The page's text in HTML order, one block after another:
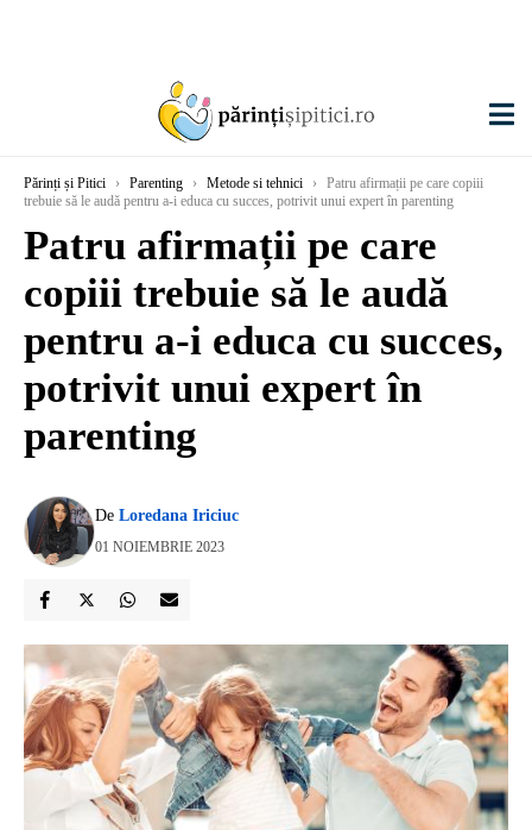
Părinți și Pitici › Parenting › Metode si tehnici ›
Patru afirmații pe care copiii
trebuie să le audă pentru a-i educa cu succes, potrivit unui expert în parenting
Patru afirmații pe care
copiii trebuie să le audă
pentru a-i educa cu succes,
potrivit unui expert în
parenting
De Loredana Iriciuc
01 NOIEMBRIE 2023